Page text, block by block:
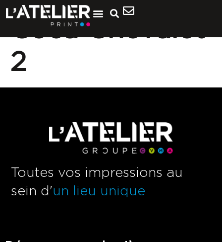
Coca Chevalet
2
Toutes vos impressions au
sein d'un lieu unique